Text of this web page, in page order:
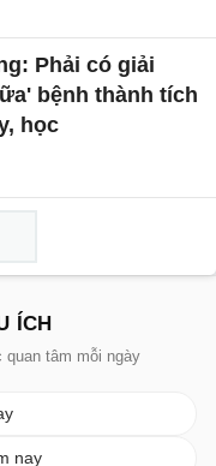
Phải có giải
bệnh thành tích
học
ÍCH
tâm mỗi ngày
nay